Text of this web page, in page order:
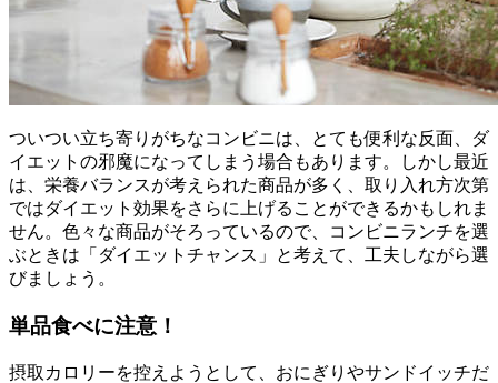
ついつい立ち寄りがちなコンビニは、とても便利な反面、ダ
イエットの邪魔になってしまう場合もあります。しかし最近
は、栄養バランスが考えられた商品が多く、取り入れ方次第
ではダイエット効果をさらに上げることができるかもしれま
せん。色々な商品がそろっているので、コンビニランチを選
ぶときは「ダイエットチャンス」と考えて、工夫しながら選
びましょう。
単品食べに注意！
摂取カロリーを控えようとして、おにぎりやサンドイッチだ